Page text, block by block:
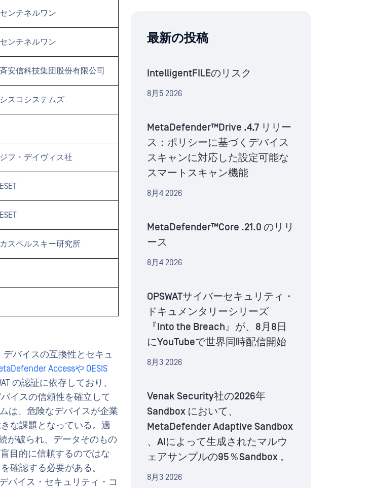
センチネルワン
センチネルワン
斉安信科技集団股份有限公司
シスコシステムズ
ジフ・デイヴィス社
ESET
ESET
カスペルスキー研究所
デバイスの互換性とセキュ
Accessや OESIS
の認証に依存しており、
イスの信頼性を確立して
は、危険なデバイスが企業
な課題となっている。適
が破られ、データそのもの
目的に信頼するのではな
確認する必要がある。
バイス・セキュリティ・コ
最新の投稿
IntelligentFILEのリスク
8月5 2026
MetaDefender™Drive .4.7 リリー
ス：ポリシーに基づくデバイス
スキャンに対応した設定可能な
スマートスキャン機能
8月4 2026
MetaDefender™Core .21.0 のリリ
ース
8月4 2026
OPSWATサイバーセキュリティ・
ドキュメンタリーシリーズ
『Into the Breach』が、8月8日
にYouTubeで世界同時配信開始
8月3 2026
Venak Security社の2026年
Sandbox において、
MetaDefender Adaptive Sandbox
、AIによって生成されたマルウ
ェアサンプルの95％Sandbox 。
8月3 2026